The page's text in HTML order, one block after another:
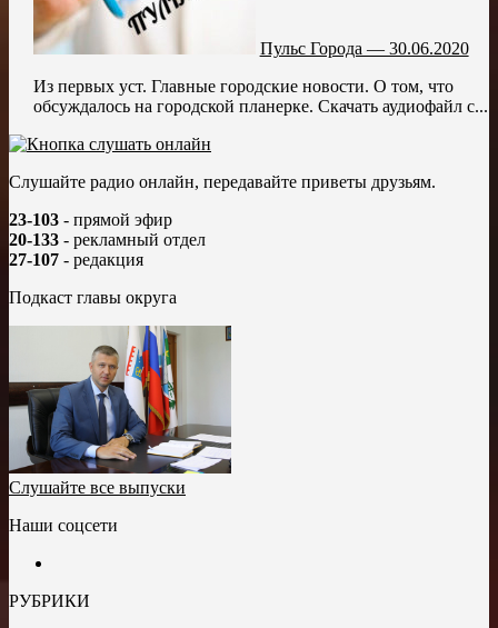
Пульс Города — 30.06.2020
Из первых уст. Главные городские новости. О том, что
обсуждалось на городской планерке. Скачать аудиофайл с...
Слушайте радио онлайн, передавайте приветы друзьям.
23-103 - прямой эфир
20-133 - рекламный отдел
27-107 - редакция
Подкаст главы округа
Слушайте все выпуски
Наши соцсети
РУБРИКИ